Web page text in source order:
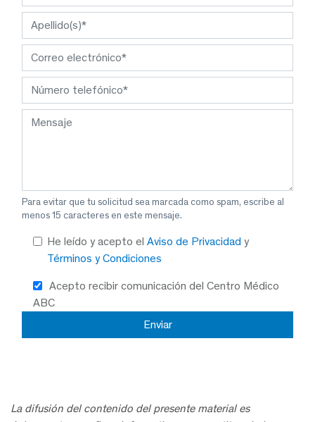
Para evitar que tu solicitud sea marcada como spam, escribe al
menos 15 caracteres en este mensaje.
He leído y acepto el Aviso de Privacidad y
Términos y Condiciones
Acepto recibir comunicación del Centro Médico
ABC
La difusión del contenido del presente material es